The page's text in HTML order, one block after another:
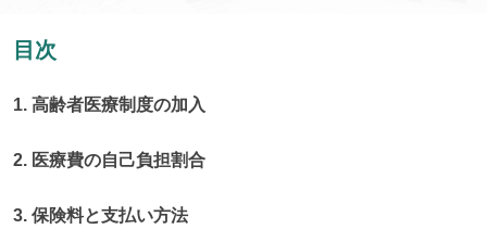
目次
1. 高齢者医療制度の加入
2. 医療費の自己負担割合
3. 保険料と支払い方法